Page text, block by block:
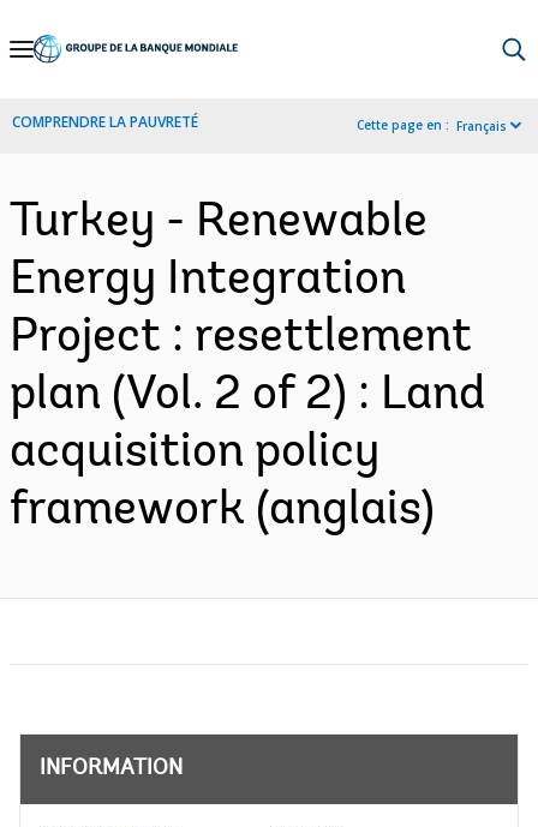
Skip
Navigation
COMPRENDRE LA PAUVRETÉ Cette page en : Français
Turkey - Renewable
Energy Integration
Project : resettlement
plan (Vol. 2 of 2) : Land
acquisition policy
framework (anglais)
INFORMATION